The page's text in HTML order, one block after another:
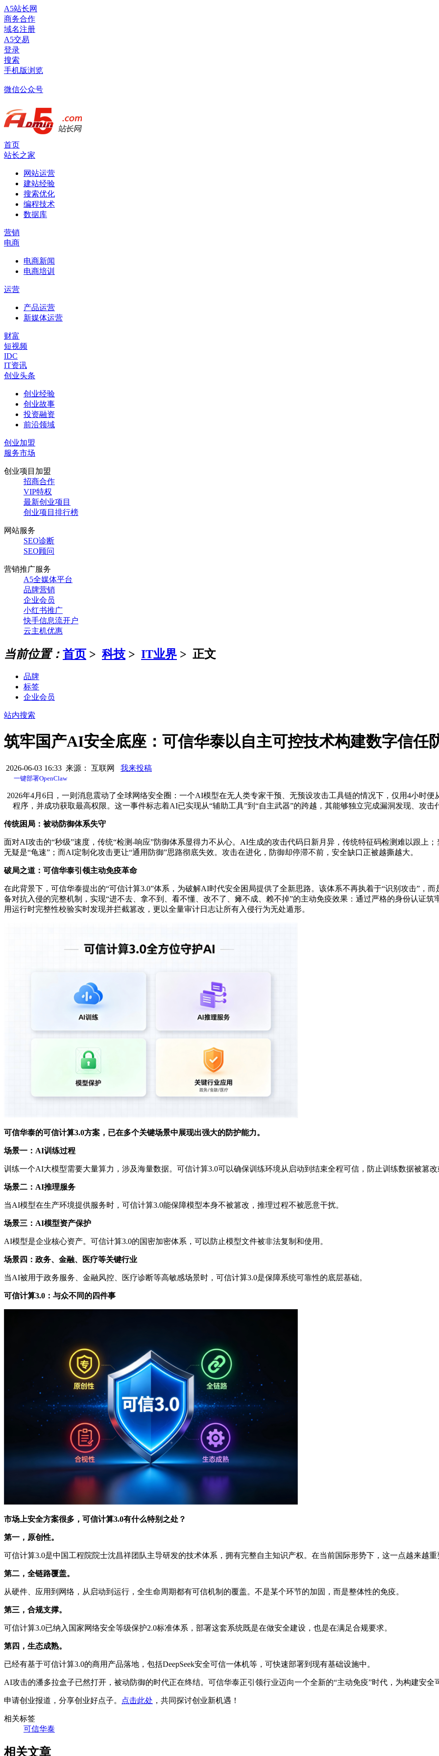
A5站长网
商务合作
域名注册
A5交易
登录
搜索
手机版浏览
微信公众号
首页
站长之家
网站运营
建站经验
搜索优化
编程技术
数据库
营销
电商
电商新闻
电商培训
运营
产品运营
新媒体运营
财富
短视频
IDC
IT资讯
创业头条
创业经验
创业故事
投资融资
前沿领域
创业加盟
服务市场
创业项目加盟
招商合作
VIP特权
最新创业项目
创业项目排行榜
网站服务
SEO诊断
SEO顾问
营销推广服务
A5全媒体平台
品牌营销
企业会员
小红书推广
快手信息流开户
云主机优惠
当前位置： 首页 > 科技 > IT业界 > 正文
品牌
标签
企业会员
站内搜索
筑牢国产AI安全底座：可信华泰以自主可控技术构建数字信任
2026-06-03 16:33 来源： 互联网 我来投稿
一键部署OpenClaw
2026年4月6日，一则消息震动了全球网络安全圈：一个AI模型在无人类专家干预、无预设攻击工具链的情况下，仅用4小时
程序，并成功获取最高权限。这一事件标志着AI已实现从“辅助工具”到“自主武器”的跨越，其能够独立完成漏洞发现、攻
传统困局：被动防御体系失守
面对AI攻击的“秒级”速度，传统“检测-响应”防御体系显得力不从心。AI生成的攻击代码日新月异，传统特征码检测难以跟上
无疑是“龟速”；而AI定制化攻击更让“通用防御”思路彻底失效。攻击在进化，防御却停滞不前，安全缺口正被越撕越大。
破局之道：可信华泰引领主动免疫革命
在此背景下，可信华泰提出的“可信计算3.0”体系，为破解AI时代安全困局提供了全新思路。该体系不再执着于“识别攻击”，
备对抗入侵的完整机制，实现“进不去、拿不到、看不懂、改不了、瘫不成、赖不掉”的主动免疫效果：通过严格的身份认证
用运行时完整性校验实时发现并拦截篡改，更以全量审计日志让所有入侵行为无处遁形。
可信华泰的可信计算3.0方案，已在多个关键场景中展现出强大的防护能力。
场景一：AI训练过程
训练一个AI大模型需要大量算力，涉及海量数据。可信计算3.0可以确保训练环境从启动到结束全程可信，防止训练数据被篡
场景二：AI推理服务
当AI模型在生产环境提供服务时，可信计算3.0能保障模型本身不被篡改，推理过程不被恶意干扰。
场景三：AI模型资产保护
AI模型是企业核心资产。可信计算3.0的国密加密体系，可以防止模型文件被非法复制和使用。
场景四：政务、金融、医疗等关键行业
当AI被用于政务服务、金融风控、医疗诊断等高敏感场景时，可信计算3.0是保障系统可靠性的底层基础。
可信计算3.0：与众不同的四件事
市场上安全方案很多，可信计算3.0有什么特别之处？
第一，原创性。
可信计算3.0是中国工程院院士沈昌祥团队主导研发的技术体系，拥有完整自主知识产权。在当前国际形势下，这一点越来越重
第二，全链路覆盖。
从硬件、应用到网络，从启动到运行，全生命周期都有可信机制的覆盖。不是某个环节的加固，而是整体性的免疫。
第三，合规支撑。
可信计算3.0已纳入国家网络安全等级保护2.0标准体系，部署这套系统既是在做安全建设，也是在满足合规要求。
第四，生态成熟。
已经有基于可信计算3.0的商用产品落地，包括DeepSeek安全可信一体机等，可快速部署到现有基础设施中。
AI攻击的潘多拉盒子已然打开，被动防御的时代正在终结。可信华泰正引领行业迈向一个全新的“主动免疫”时代，为构建安
申请创业报道，分享创业好点子。 点击此处 ，共同探讨创业新机遇！
相关标签
可信华泰
相关文章